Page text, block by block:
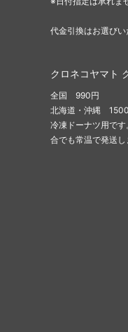
代金引換はお選びい
クロネコヤマト
全国 990円
北海道・沖縄
冷凍ドーナツ用で
合でも常温で発送し